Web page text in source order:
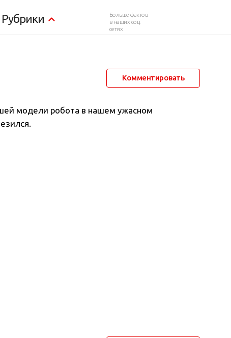
Рубрики
Больше фактов
в наших соц.
сетях
Комментировать
модели робота в нашем ужасном